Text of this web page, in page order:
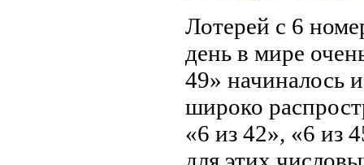
Лотерей с 6
день в мире
49» начиналось
широко
«6 из 42», «6 из